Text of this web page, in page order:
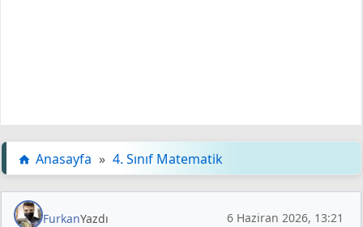
Anasayfa » 4. Sınıf Matematik
FurkanYazdı 6 Haziran 2026, 13:21